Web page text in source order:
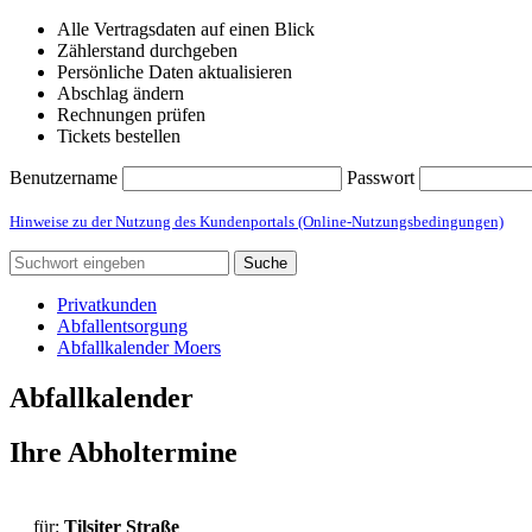
Alle Vertragsdaten auf einen Blick
Zählerstand durchgeben
Persönliche Daten aktualisieren
Abschlag ändern
Rechnungen prüfen
Tickets bestellen
Benutzername Passwort
Hinweise zu der Nutzung des Kundenportals (Online-Nutzungsbedingungen)
Suche
Privatkunden
Abfallentsorgung
Abfallkalender Moers
Abfallkalender
Ihre Abholtermine
für: Tilsiter Straße